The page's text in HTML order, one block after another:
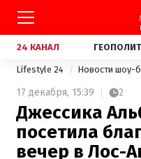
24 КАНАЛ
Lifestyle 24 Новости шоу-
17 декабря, 15:39 2
Джессика
посетила
вечер в Лос-